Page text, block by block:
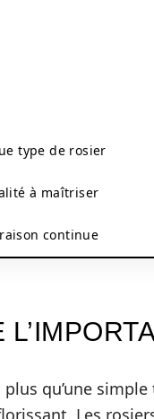
type de rosier
à maîtriser
continue
qu’une simple
Les